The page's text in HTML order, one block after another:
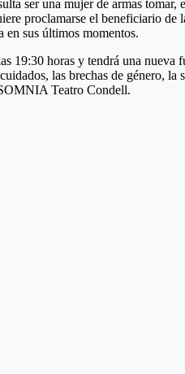
ser una mujer de armas
proclamarse el beneficiario
en sus últimos momentos.
19:30 horas y tendrá una
las brechas de género,
Teatro Condell.